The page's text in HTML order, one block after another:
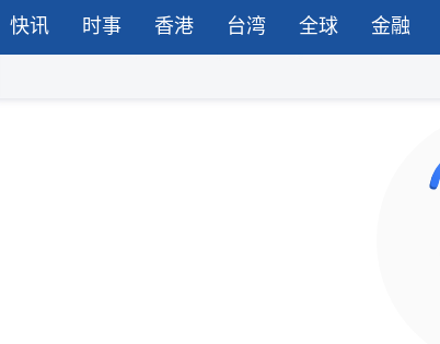
快讯 时事 香港 台湾 全球 金融